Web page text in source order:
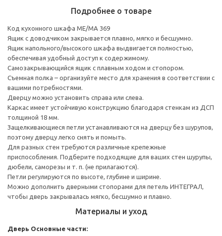
Подробнее о товаре
Код кухонного шкафа ME/MA 369
Ящик с доводчиком закрывается плавно, мягко и бесшумно.
Ящик напольного/высокого шкафа выдвигается полностью,
обеспечивая удобный доступ к содержимому.
Cамозакрывающийся ящик с плавным ходом и стопором.
Съемная полка – организуйте место для хранения в соответствии с
вашими потребностями.
Дверцу можно установить справа или слева.
Каркас имеет устойчивую конструкцию благодаря стенкам из ДСП
толщиной 18 мм.
Защелкивающиеся петли устанавливаются на дверцу без шурупов,
поэтому дверцу легко снять и помыть.
Для разных стен требуются различные крепежные
приспособления. Подберите подходящие для ваших стен шурупы,
дюбели, саморезы и т. п. (не прилагаются).
Петли регулируются по высоте, глубине и ширине.
Можно дополнить дверными стопорами для петель ИНТЕГРАЛ,
чтобы дверь закрывалась мягко, бесшумно и плавно.
Материалы и уход
Дверь Основные части: